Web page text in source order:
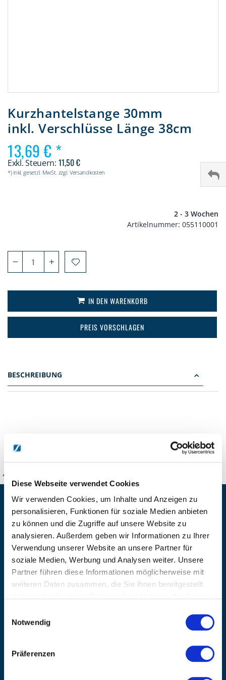
Diese Webseite verwendet Cookies
Wir verwenden Cookies, um Inhalte und Anzeigen zu
personalisieren, Funktionen für soziale Medien anbieten
zu können und die Zugriffe auf unsere Website zu
analysieren. Außerdem geben wir Informationen zu Ihrer
Verwendung unserer Website an unsere Partner für
soziale Medien, Werbung und Analysen weiter. Unsere
Partner führen diese Informationen möglicherweise mit
weiteren Daten zusammen, die Sie ihnen bereitgestellt
Notwendig
Präferenzen
Anfang
der
Bildergalerie
springen
Kurzhantelstange 30mm
inkl. Verschlüsse Länge 38cm
13,69 €
11,50 €
*) inkl. gesetzl. MwSt. zzgl. Versandkosten
2 - 3 Wochen
Artikelnummer 055110001
IN DEN WARENKORB
PREIS VORSCHLAGEN
BESCHREIBUNG
KANZLSPERGER GmbH
KONTAKTIEREN SIE UNS
ADRESSE
Ziegelhöhe 8, Berngau, D-92361
BÜRO HOTLINE
+49 (0) 9181/2593-0
EMAIL
Montag – Donnerstag: 08:00 – 17:00
Freitag: 08:00 - 16:00
Über Kanzlsperger